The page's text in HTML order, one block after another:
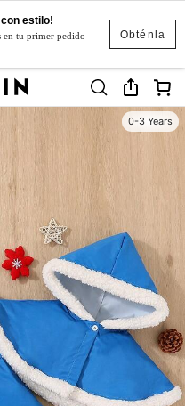
Obténla
estilo!
en tu primer pedido
0-3 Years